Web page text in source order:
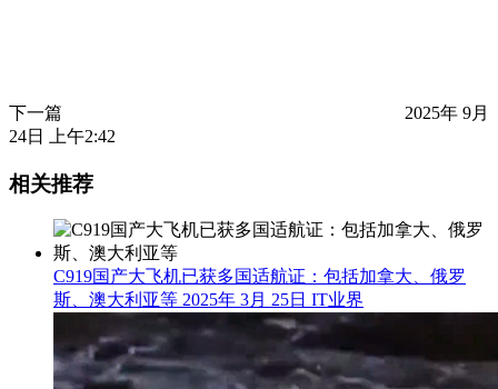
下一篇
2025年 9月
24日 上午2:42
相关推荐
C919国产大飞机已获多国适航证：包括加拿大、俄罗
斯、澳大利亚等 2025年 3月 25日 IT业界